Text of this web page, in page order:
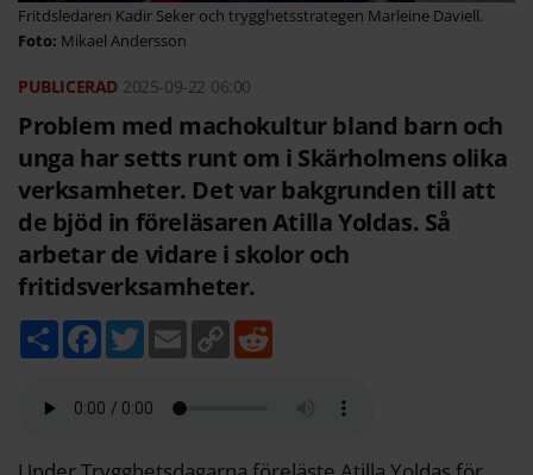
Fritdsledaren Kadir Seker och trygghetsstrategen Marleine Daviell.
Mikael Andersson
2025-09-22 06:00
Problem med machokultur bland barn och
unga har setts runt om i Skärholmens olika
verksamheter. Det var bakgrunden till att
de bjöd in föreläsaren Atilla Yoldas. Så
arbetar de vidare i skolor och
fritidsverksamheter.
D
e
F
b
k
T
w
t
E
m
C
o
k